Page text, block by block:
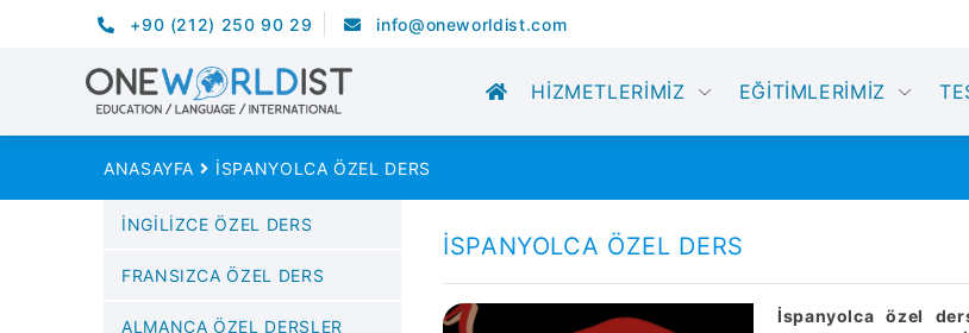
+90 (212) 250 90 29 info@oneworldist.com
HİZMETLERİMİZ EĞİTİMLERİMİZ
İSPANYOLCA ÖZEL DERS
ANASAYFA İSPANYOLCA ÖZEL DERS
İNGİLİZCE ÖZEL DERS
FRANSIZCA ÖZEL DERS
ALMANCA ÖZEL DERSLER
İSPANYOLCA ÖZEL DERS
İspanyolca özel